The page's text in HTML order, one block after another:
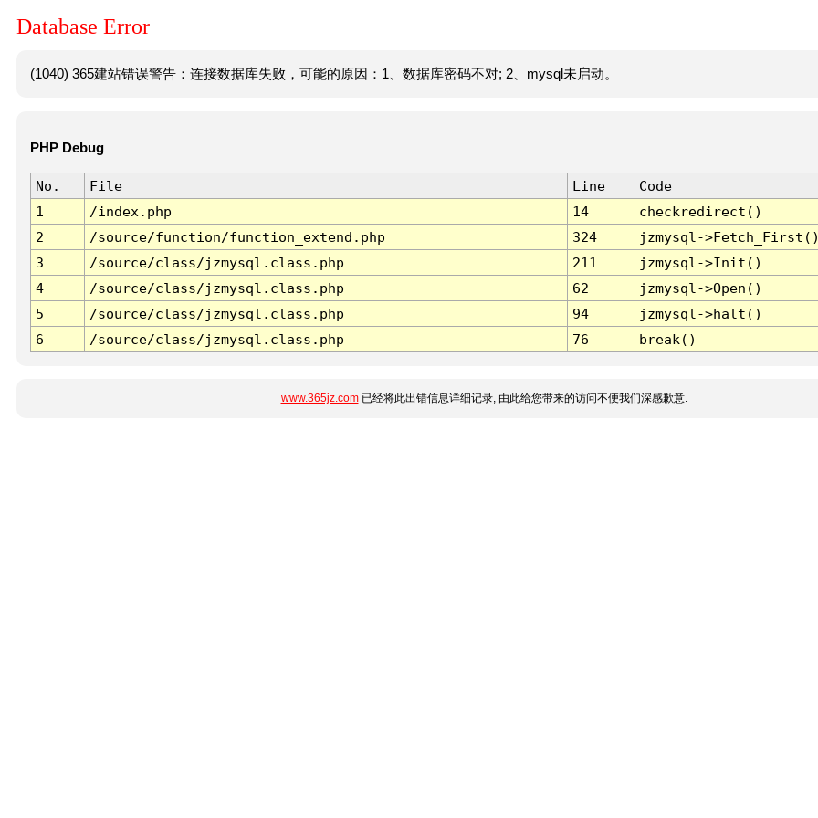
Database Error
(1040) 365建站错误警告：连接数据库失败，可能的原因：1、数据库密码不对; 2、mysql未启动。
PHP Debug
No. File Line
Code
1
/index.php 14
checkredirect()
2
/source/function/function_extend.php 324
jzmysql-
3
/source/class/jzmysql.class.php 211
jzmysql->Init()
4
/source/class/jzmysql.class.php 62
jzmysql->Open()
5
/source/class/jzmysql.class.php 94
jzmysql->halt()
6
/source/class/jzmysql.class.php 76 break()
www.365jz.com已经将此出错信息详细记录, 由此给您带来的访问不便我们深感歉意.